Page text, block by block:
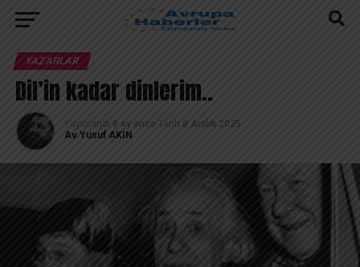
YAZARLAR
Dil’in kadar dinlerim..
Yayınlandı 8 ay önce Tarih 8 Aralık 2025
Av.Yusuf AKIN